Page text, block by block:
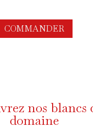
COMMANDER
nos blancs
domaine